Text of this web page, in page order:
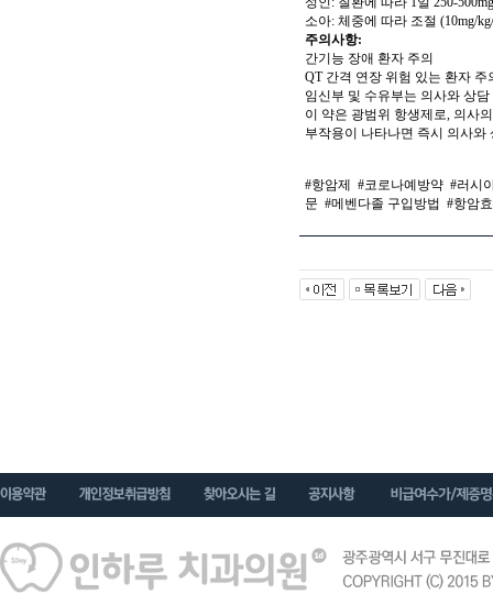
소아: 체중에 따라 조절 (10mg/
주의사항:
간기능 장애 환자 주의
QT 간격 연장 위험 있는 환자 주
임신부 및 수유부는 의사와 상담
이 약은 광범위 항생제로, 의사
부작용이 나타나면 즉시 의사와
#항암제 #코로나예방약 #러시
문 #메벤다졸 구입방법 #항암